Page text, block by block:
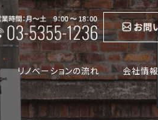
リノベーションの流れ 会社情報